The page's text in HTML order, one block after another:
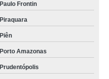
Paulo Frontin
Piraquara
Piên
Porto Amazonas
Prudentópolis